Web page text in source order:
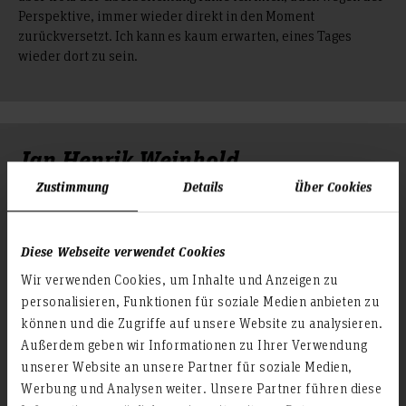
Zustimmung Details Über Cookies
Diese Webseite verwendet Cookies
Wir verwenden Cookies, um Inhalte und Anzeigen zu
personalisieren, Funktionen für soziale Medien anbieten zu
können und die Zugriffe auf unsere Website zu analysieren.
Außerdem geben wir Informationen zu Ihrer Verwendung
unserer Website an unsere Partner für soziale Medien,
Werbung und Analysen weiter. Unsere Partner führen diese
Perspektive, immer wieder direkt in den Moment
zurückversetzt. Ich kann es kaum erwarten, eines Tages
wieder dort zu sein.
Jan Henrik Weinhold
Dieses Foto entstand im Erg Chebbi in der marokkanischen
Sahara. Für mich ist dieser Ort ein Glücksort, weil er einen
besonderen Moment des Ankommens ermöglicht. Die schier
endlose Weite der Dünen lädt dazu ein, innezuhalten und den
Augenblick bewusst zu erleben. Zeit verliert an Bedeutung,
der Blick wandert in die Ferne, Gedanken dürfen sich frei
entfalten.